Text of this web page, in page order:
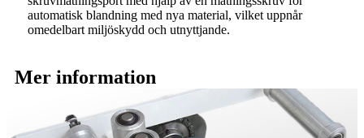
automatisk blandning med nya material, vilket uppnår
omedelbart miljöskydd och utnyttjande.
Mer information